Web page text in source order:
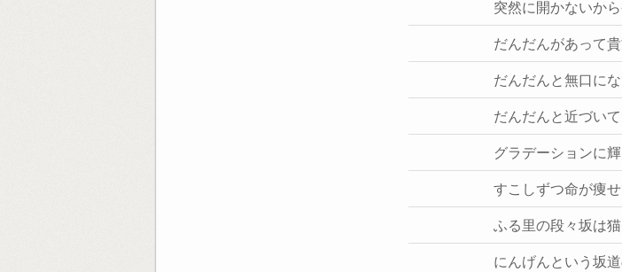
突然に開かないか
だんだんがあって
だんだんと無口に
だんだんと近づい
グラデーションに
すこしずつ命が痩
ふる里の段々坂は
にんげんという坂